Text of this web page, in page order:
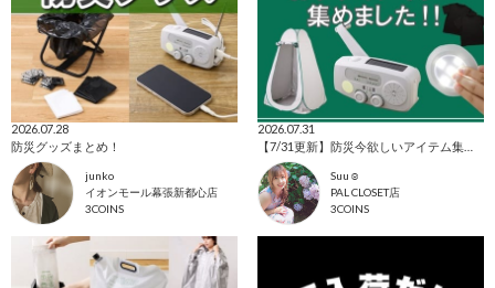
2026.07.28
防災グッズまとめ！
junko
イオンモール幕張新都心店
3COINS
2026.07.31
【7/31更新】防災今欲しいアイテム集めました！
Suu☺︎
PAL CLOSET店
3COINS